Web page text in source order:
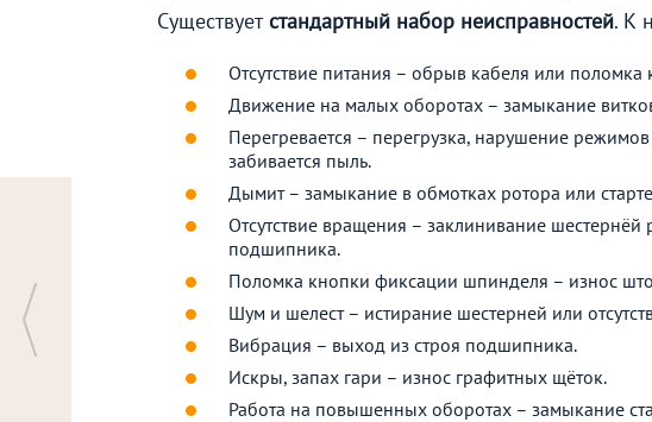
Существует стандартный набор неисправностей. К
Отсутствие питания – обрыв кабеля или поломка
Движение на малых оборотах – замыкание
Перегревается – перегрузка, нарушение
забивается пыль.
Дымит – замыкание в обмотках ротора или
Отсутствие вращения – заклинивание
подшипника.
Поломка кнопки фиксации шпинделя – износ
Шум и шелест – истирание шестерней или
Вибрация – выход из строя подшипника.
Искры, запах гари – износ графитных щёток.
Работа на повышенных оборотах – замыкание